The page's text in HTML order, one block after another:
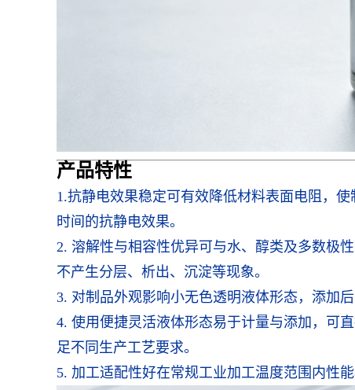
产品特性
1.抗静电效果稳定可有效降低材料表面电阻，
时间的抗静电效果。
2. 溶解性与相容性优异可与水、醇类及多数极
不产生分层、析出、沉淀等现象。
3. 对制品外观影响小无色透明液体形态，添加
4. 使用便捷灵活液体形态易于计量与添加，可
足不同生产工艺要求。
5. 加工适配性好在常规工业加工温度范围内性